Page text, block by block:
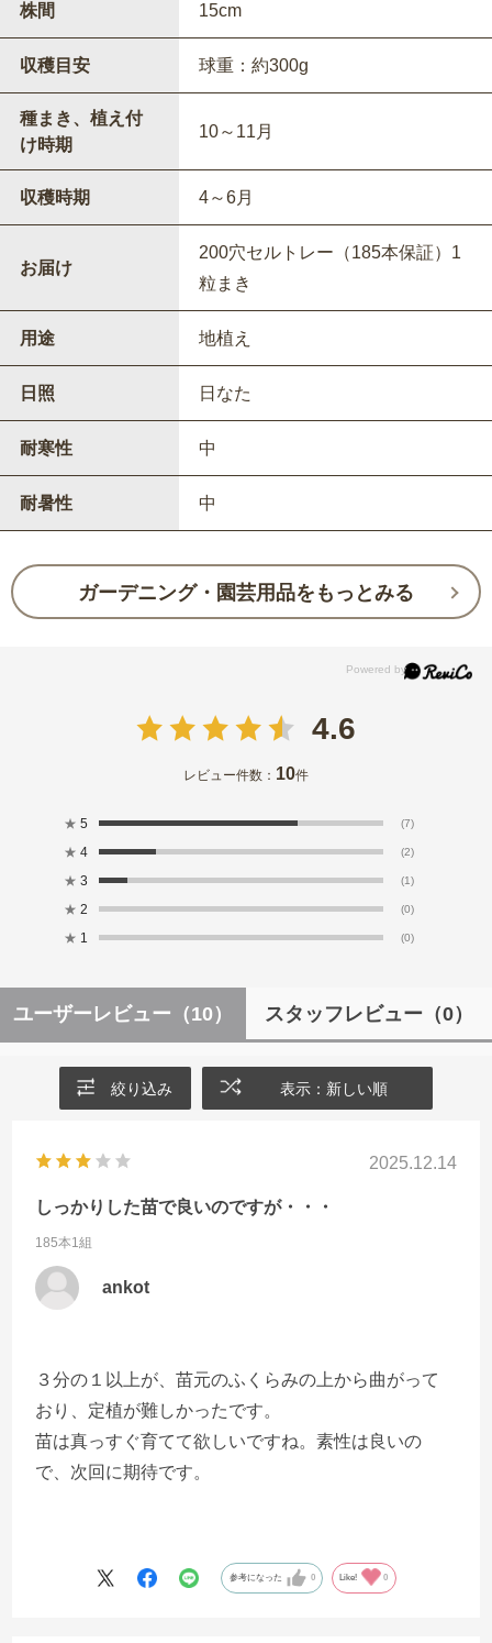
株間 15cm
収穫目安 球重：約300g
種まき、植え付
け時期
10～11月
収穫時期 4～6月
お届け
200穴セルトレー（185本保証）1
粒まき
用途 地植え
日照 日なた
耐寒性 中
耐暑性 中
ガーデニング・園芸用品をもっとみる
4.6
レビュー件数： 10件
★ 5 (7)
★ 4 (2)
★ 3 (1)
★ 2 (0)
★ 1 (0)
ユーザーレビュー （10） スタッフレビュー （0）
絞り込み 表示：新しい順
2025.12.14
しっかりした苗で良いのですが・・・
185本1組
ankot
３分の１以上が、苗元のふくらみの上から曲がって
おり、定植が難しかったです。
苗は真っすぐ育てて欲しいですね。素性は良いの
で、次回に期待です。
参考になった 0 Like! 0